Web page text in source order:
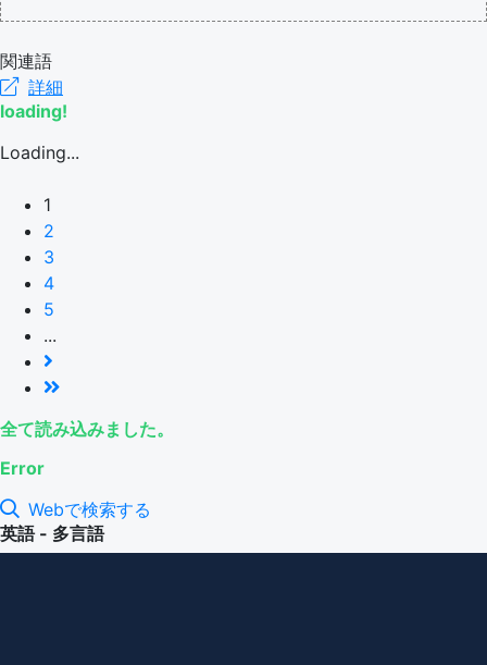
関連語
詳細
loading!
Loading...
1
2
3
4
5
...
全て読み込みました。
Error
Webで検索する
英語 - 多言語